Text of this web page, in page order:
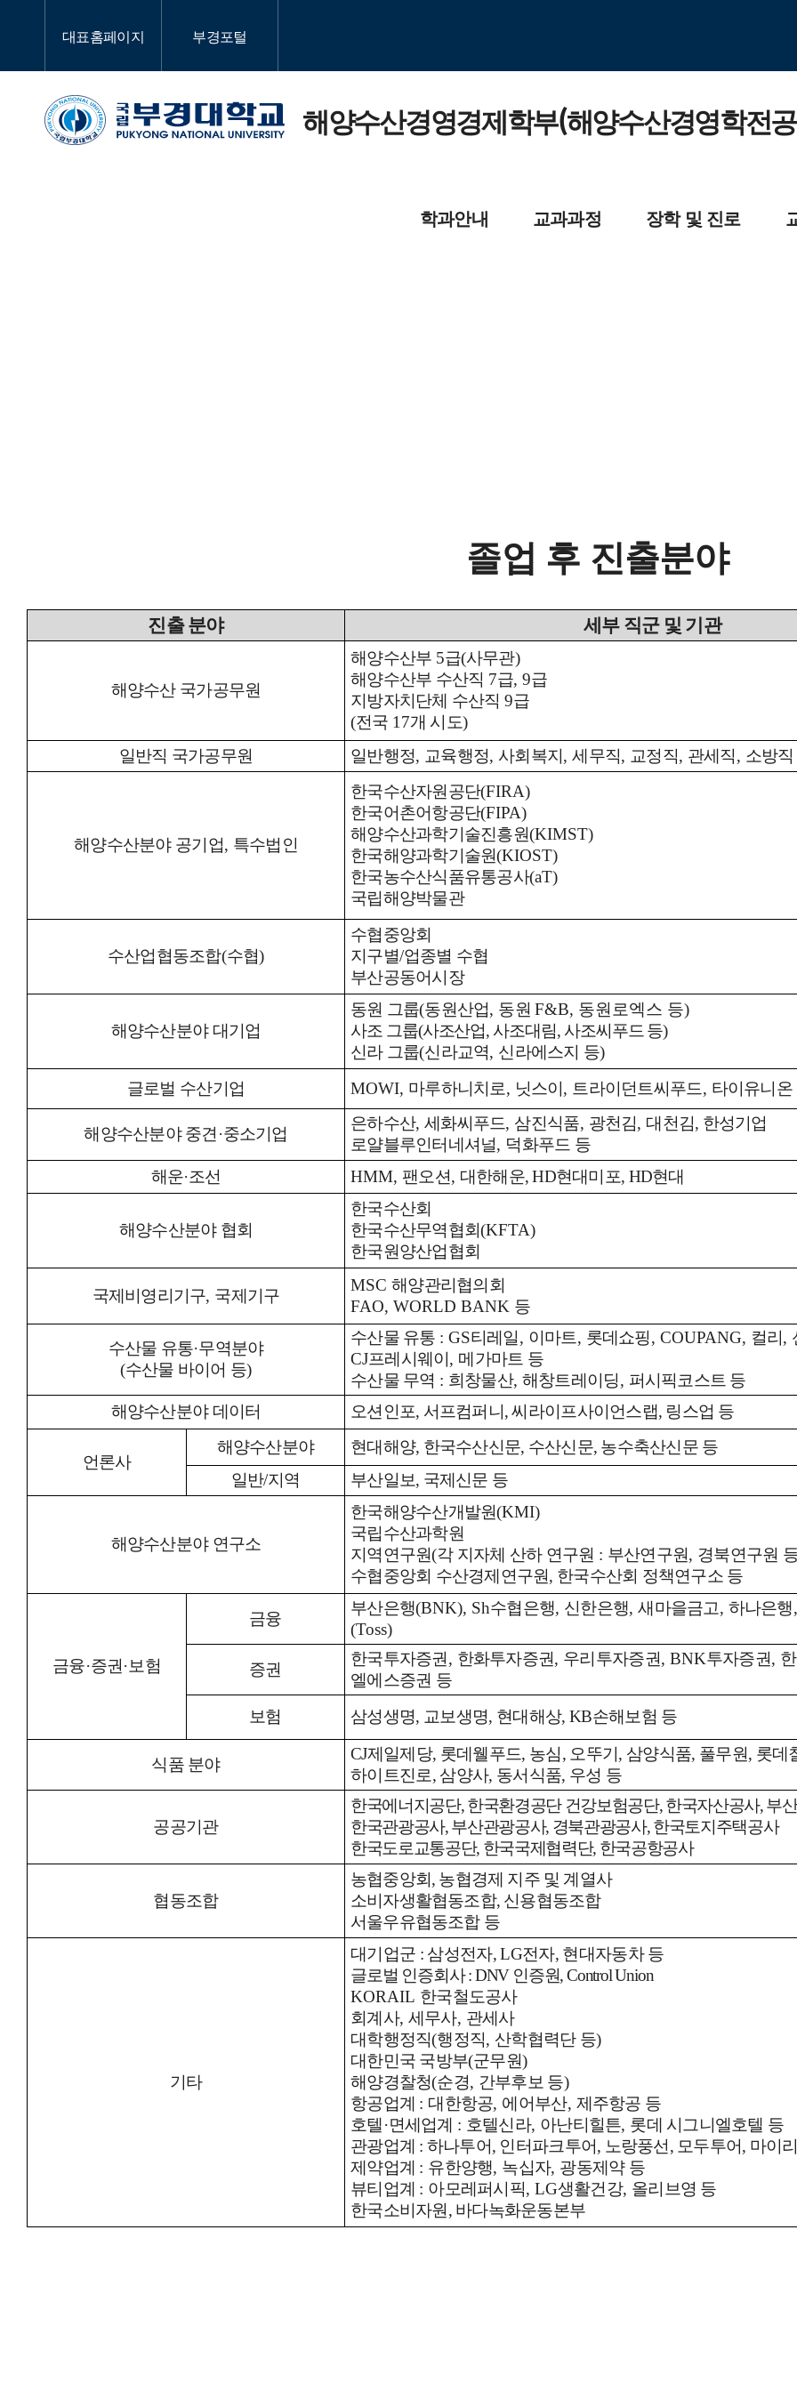
대표홈페이지 부경포털
해양수산경영경제학부(해양수산경영학전
학과안내 교과과정 장학 및 진로
졸업 후 진출분야
진출분야 세부 직군 및 기관
해양수산 국가공무원
해양수산부 5급(사무관)
해양수산부 수산직 7급, 9급
지방자치단체 수산직 9급
(전국 17개 시도)
일반직 국가공무원
일반행정, 교육행정, 사회복지 ,세무직, 교정직, 관세직, 소방
해양수산분야 공기업, 특수법인
한국수산자원공단(FIRA)
한국어촌어항공단(FIPA)
해양수산과학기술진흥원(KIMST)
한국해양과학기술원(KIOST)
한국농수산식품유통공사(aT)
국립해양박물관
수산업협동조합(수협)
수협중앙회
지구별/업종별 수협
부산공동어시장
해양수산분야 대기업
동원 그룹(동원산업, 동원F&B, 동원로엑스 등)
사조 그룹(사조산업, 사조대림, 사조씨푸드 등)
신라 그룹(신라교역, 신라에스지 등)
글로벌 수산기업
MOWI, 마루하니치로, 닛스이 , 트라이던트씨푸드, 타이유니온
해양수산분야 중견 ·중소기업
은하수산,세화씨푸드, 삼진식품, 광천김, 대천김, 한성기업
로얄블루인터네셔널, 덕화푸드 등
해운·조선 HMM, 팬오션, 대한해운,HD현대미 포, HD현대
해양수산분야 협회
한국수산회
한국수산무역협회(KFTA)
한국원양산업협회
국제비영리기구, 국제기구
MSC 해양관리협의회
FAO, WORLD BANK 등
수산물 유통·무역분야
(수산물 바이어 등)
수산물 유통 : GS티레일, 이마트, 롯데쇼핑, COUPANG, 컬리 ,
CJ프레시웨이 , 메가마트 등
수산물 무역 : 희창물산, 해창트레이딩, 퍼시픽코스트 등
해양수산분야 데이터
오션인포, 서프컴퍼니, 씨라이프사이언스랩, 링스업 등
언론사
해양수산분야
현대해양, 한국수산신문, 수산신문, 농수축산신문 등
일반/지역
부산일보, 국제신문 등
해양수산분야 연구소
한국해양수산개발원(KMI)
국립수산과학원
지역연구원(각 지자체 산하 연구원 : 부산연구원, 경북연구원
수협중앙회 수산경제연구원, 한국수산회 정책연구소 등
금융·증권 ·보험
금융
부산은행(BNK), Sh수협은행, 신한은행,새마을금고, 하나은행
(Toss)
증권
한국투자증권 , 한화투자증권, 우리투자증권, BNK투자증권,
엘에스증권 등
보험
삼성생명, 교보생명, 현대해상, KB손해보험 등
식품 분야
CJ제일제당, 롯데웰푸드, 농심, 오뚜기 , 삼양식품, 풀무원, 롯데
하이트진로, 삼양사, 동서식품, 우성 등
공공기관
한국에너지공단,한국환경공단 건강보험공단,한국자산공사,부
한국관광공사,부산관광공사, 경북관광공사,한국토지주택공사
한국도로교통공단, 한국국제협력단, 한국공항공사
협동조합
농협중앙회 , 농협경제 지주 및 계열사
소비자생활협동조합, 신용협동조합
서울우유협동조합 등
기타
대기업군 : 삼성전자, LG전자, 현대자동차 등
글로벌 인증회사: DNV 인증원, Control Union
KORAIL 한국철도공사
회계사, 세무사, 관세사
대학행정직(행정직, 산학협력단 등)
대한민국 국방부(군무원)
해양경찰청(순경, 간부후보 등)
항공업계 : 대한항공, 에어부산, 제주항공 등
호텔·면세업계 : 호텔신라, 아난티힐튼, 롯데 시그니엘호텔 등
관광업계 : 하나투어, 인터파크투어, 노랑풍선, 모두투어, 마이
제약업계 : 유한양행, 녹십자, 광동제약 등
뷰티업계 : 아모레퍼시픽, LG생활건강, 올리브영 등
한국소비자원, 바다녹화운동본부